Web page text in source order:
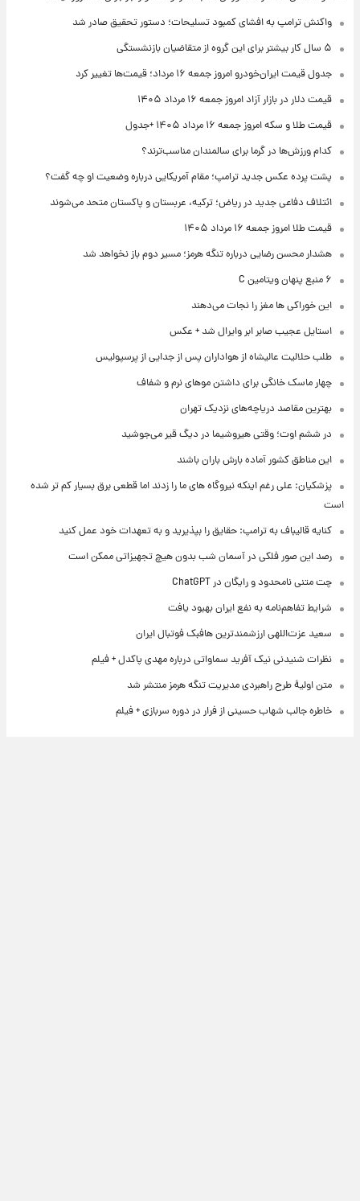
واکنش ترامپ به افشای کمبود تسلیحات؛ دستور تحقیق صادر شد
۵ سال کار بیشتر برای این گروه از متقاضیان بازنشستگی
جدول قیمت ایران‌خودرو امروز جمعه ۱۶ مرداد؛ قیمت‌ها تغییر کرد
قیمت دلار در بازار آزاد امروز جمعه ۱۶ مرداد ۱۴۰۵
قیمت طلا و سکه امروز جمعه ۱۶ مرداد ۱۴۰۵ +جدول
کدام ورزش‌ها در گرما برای سالمندان مناسب‌ترند؟
پشت پرده عکس جدید ترامپ؛ مقام آمریکایی درباره وضعیت او چه گفت؟
ائتلاف دفاعی جدید در ریاض؛ ترکیه، عربستان و پاکستان متحد می‌شوند
قیمت طلا امروز جمعه ۱۶ مرداد ۱۴۰۵
هشدار محسن رضایی درباره تنگه هرمز؛ مسیر دوم باز نخواهد شد
۶ منبع پنهان ویتامین C
این خوراکی ها مغز را نجات می‌دهند
استایل عجیب صابر ابر وایرال شد + عکس
طلب حلالیت عالیشاه از هواداران پس از جدایی از پرسپولیس
چهار ماسک خانگی برای داشتن موهای نرم و شفاف
بهترین مقاصد دریاچه‌های نزدیک تهران
در ششم اوت؛ وقتی هیروشیما در دیگ قیر می‌جوشید
این مناطق کشور آماده بارش باران باشند
پزشکیان: علی رغم اینکه نیروگاه های ما را زدند اما قطعی برق بسیار کم تر شده
است
کنایه قالیباف به ترامپ: حقایق را بپذیرید و به تعهدات خود عمل کنید
رصد این صور فلکی در آسمان شب بدون هیچ تجهیزاتی ممکن است
چت متنی نامحدود و رایگان در ChatGPT
شرایط تفاهم‌نامه به نفع ایران بهبود یافت
سعید عزت‌اللهی ارزشمندترین هافبک فوتبال ایران
نظرات شنیدنی نیک آفرید سماواتی درباره مهدی پاکدل + فیلم
متن اولیۀ طرح راهبردی مدیریت تنگه هرمز منتشر شد
خاطره جالب شهاب حسینی از فرار در دوره سربازی + فیلم